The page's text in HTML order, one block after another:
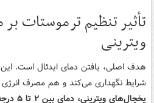
تأثیر تنظیم ترموستات
ویترینی
هدف اصلی، یافتن دمای ایدئال است.
شرایط نگهداری می‌کند و هم مصرف انرژی
یخچال‌های ویترینی، دمای بین ۲ تا ۵ درجه سانتی‌گراد کافی است: